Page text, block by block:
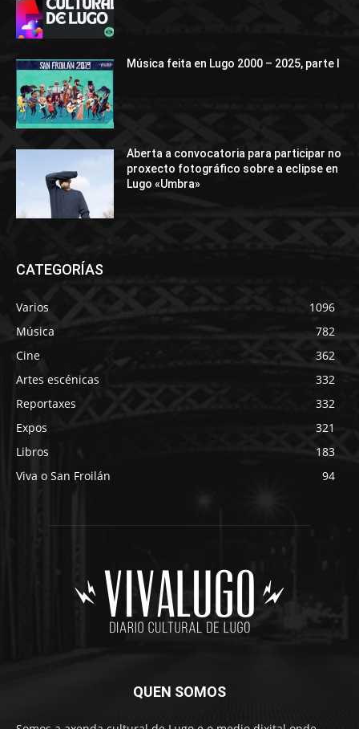
Música feita en Lugo 2000 – 2025, parte I
Aberta a convocatoria para participar no
proxecto fotográfico sobre a eclipse en
Lugo «Umbra»
CATEGORÍAS
Varios
1096
Música
782
Cine
362
Artes escénicas
332
Reportaxes
332
Expos
321
Libros
183
Viva o San Froilán
94
QUEN SOMOS